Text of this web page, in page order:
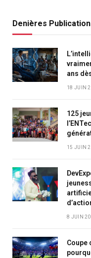
Denières
ans
18 JUIN
125
15 JUIN
8 JUIN
Coupe